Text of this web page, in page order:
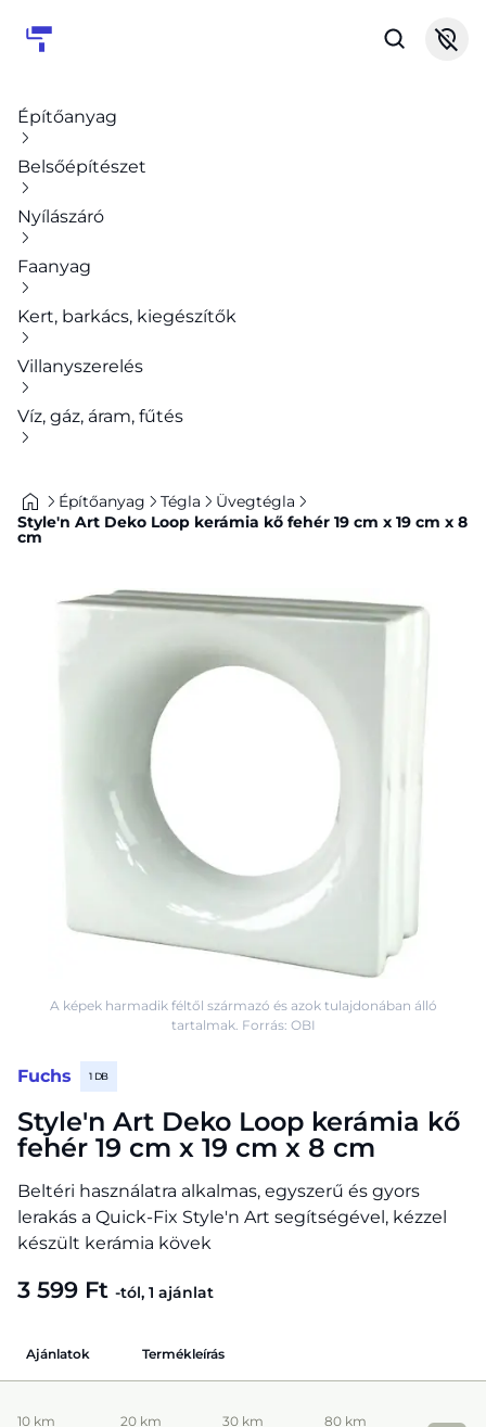
Építőanyag
Belsőépítészet
Nyílászáró
Faanyag
Kert, barkács, kiegészítők
Villanyszerelés
Víz, gáz, áram, fűtés
Építőanyag Tégla
Üvegtégla
Style'n Art Deko Loop kerámia kő fehér 19 cm x 19 cm x 8
cm
Fuchs 1 DB
Style'n Art Deko Loop kerámia kő
fehér 19 cm x 19 cm x 8 cm
Beltéri használatra alkalmas, egyszerű és gyors
lerakás a Quick-Fix Style'n Art segítségével, kézzel
készült kerámia kövek
3 599 Ft -tól, 1 ajánlat
A képek harmadik féltől származó és azok tulajdonában álló
tartalmak. Forrás: OBI
Ajánlatok Termékleírás
10 km 20 km 30 km 80 km